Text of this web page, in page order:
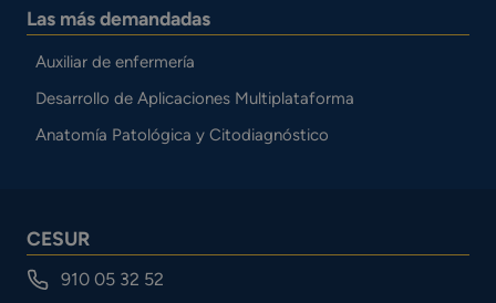
Las más demandadas
Auxiliar de enfermería
Desarrollo de Aplicaciones Multiplataforma
Anatomía Patológica y Citodiagnóstico
CESUR
910 05 32 52